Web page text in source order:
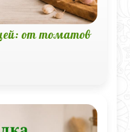
от томатов